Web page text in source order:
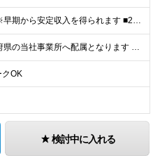
<平均報酬>※早期から安定収入を得られます ■2年目～：888万円 ■3年目～：960万円 ■4年目～：1028万円 ★成果連動型報酬（営業成績に応じて支給/45時間分固定残業代含む/超過分は別途支
全国47都道府県の当社事業所へ配属となります ※居住地や希望の勤務先を考慮します ※リモートワークOK／転勤なし ＜本社＞ 東京都台東区浅草橋1-1-8 FP浅草橋ビル (変更の範囲)上記を除く当
クOK
検討中に入れる